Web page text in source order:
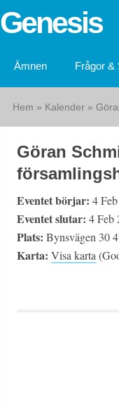
Genesis
Ämnen Frågor &
Hem » Kalender »
Göran
Eventet börjar: 4
Eventet slutar: 4 Feb
Plats: Bynsvägen 30
Karta: Visa karta